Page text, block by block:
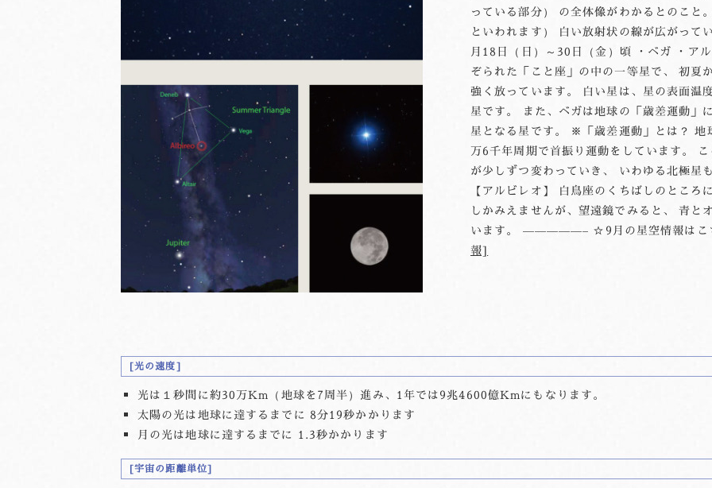
っている部分） の全体像がわかるとのこと
といわれます） 白い放射状の線が広がっ
月18日（日）～30日（金）頃 ・ベガ ・ア
ぞられた「こと座」の中の一等星で、 初夏
強く放っています。 白い星は、星の表面温
星です。 また、ベガは地球の「歳差運動」
星となる星です。 ※「歳差運動」とは？
万6千年周期で首振り運動をしています。
が少しずつ変わっていき、 いわゆる北極星
【アルビレオ】 白鳥座のくちばしのとこ
しかみえませんが、望遠鏡でみると、 青と
います。 —————– ☆9月の星空情報はこ
報]
光の速度
光は１秒間に約30万Km（地球を7周半）進み、1年では9兆4600億Kmにもなります。
太陽の光は地球に達するまでに 8分19秒かかります
月の光は地球に達するまでに 1.3秒かかります
宇宙の距離単位